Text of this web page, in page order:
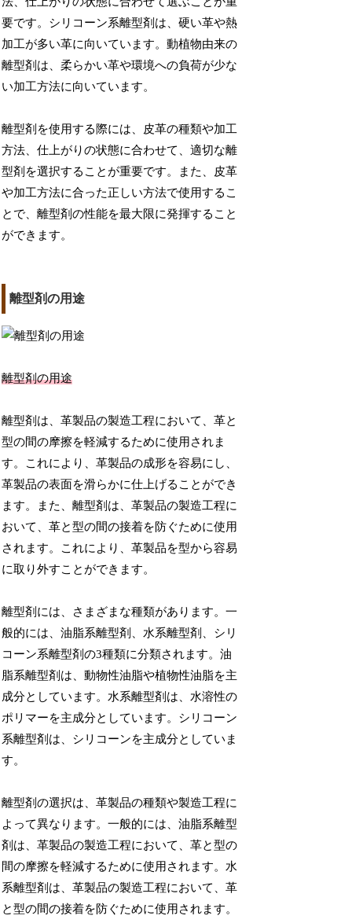
要です。シリコーン系離型剤は、硬い革や熱
加工が多い革に向いています。動植物由来の
離型剤は、柔らかい革や環境への負荷が少な
い加工方法に向いています。
離型剤を使用する際には、皮革の種類や加工
方法、仕上がりの状態に合わせて、適切な離
型剤を選択することが重要です。また、皮革
や加工方法に合った正しい方法で使用するこ
とで、離型剤の性能を最大限に発揮すること
ができます。
離型剤の用途
離型剤の用途
離型剤は、革製品の製造工程において、革と
型の間の摩擦を軽減するために使用されま
す。これにより、革製品の成形を容易にし、
革製品の表面を滑らかに仕上げることができ
ます。また、離型剤は、革製品の製造工程に
おいて、革と型の間の接着を防ぐために使用
されます。これにより、革製品を型から容易
に取り外すことができます。
離型剤には、さまざまな種類があります。一
般的には、油脂系離型剤、水系離型剤、シリ
コーン系離型剤の3種類に分類されます。油
脂系離型剤は、動物性油脂や植物性油脂を主
成分としています。水系離型剤は、水溶性の
ポリマーを主成分としています。シリコーン
系離型剤は、シリコーンを主成分としていま
す。
離型剤の選択は、革製品の種類や製造工程に
よって異なります。一般的には、油脂系離型
剤は、革製品の製造工程において、革と型の
間の摩擦を軽減するために使用されます。水
系離型剤は、革製品の製造工程において、革
と型の間の接着を防ぐために使用されます。